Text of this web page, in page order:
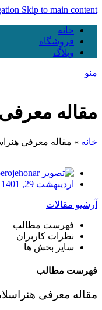
Skip to main content
خانه
فروشگاه
وبلاگ
منو
مقاله
خانه » مقاله معرفی
اردیبهشت 29, 1401
آرشیو مقالات
فهرست مطالب
نظرات کاربران
سایر بخش ها
فهرست مطالب
مقاله معرفی